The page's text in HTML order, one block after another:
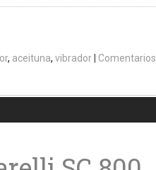
aceituna vibrador | Comentarios